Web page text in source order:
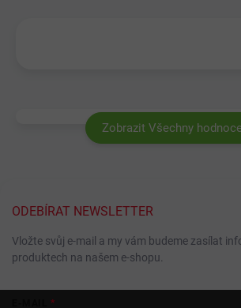
Zobrazit Všechny
ODEBÍRAT NEWSLETTER
Vložte svůj e-mail a my vám budeme zasílat
produktech na našem e-shopu.